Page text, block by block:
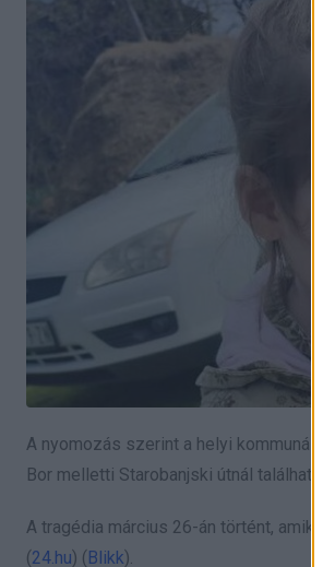
A nyomozás szerint a helyi
Bor melletti Starobanjski útnál
A tragédia március 26-án történt,
(24.hu)​​ (Blikk)​.